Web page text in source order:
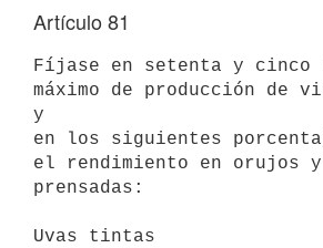
Artículo 81
Fíjase en setenta y
máximo de producción de
y
en los siguientes
el rendimiento en orujos
prensadas:
Uvas tintas